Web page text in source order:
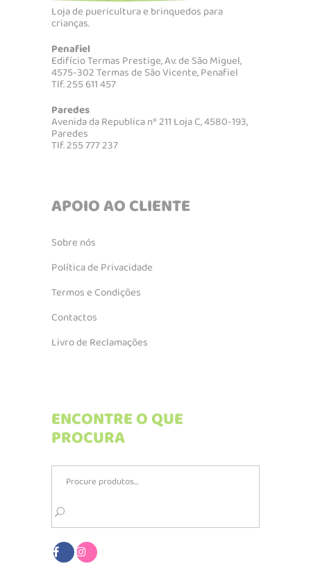
Loja de puericultura e brinquedos para
crianças.
Penafiel
Edifício Termas Prestige, Av. de São Miguel,
4575-302 Termas de São Vicente, Penafiel
Tlf. 255 611 457
Paredes
Avenida da Republica nº 211 Loja C, 4580-193,
Paredes
Tlf. 255 777 237
APOIO AO CLIENTE
Sobre nós
Política de Privacidade
Termos e Condições
Contactos
Livro de Reclamações
ENCONTRE O QUE
PROCURA